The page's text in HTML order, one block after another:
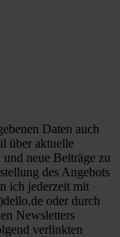
Daten auch
über aktuelle
neue Beiträge zu
des Angebots
ich jederzeit mit
oder durch
Newsletters
verlinkten